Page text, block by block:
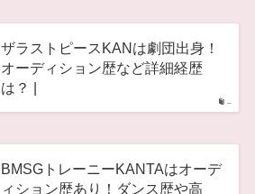
–
ザラストピースKANは劇団出身！
オーディション歴など詳細経歴
は？ |
BMSGトレーニーKANTAはオーデ
ィション歴あり！ダンス歴や高